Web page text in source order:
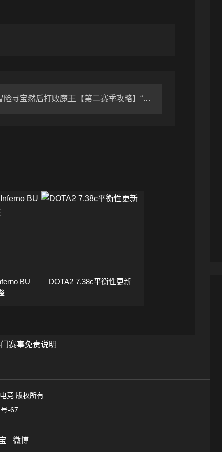
险寻宝然后打败魔王【第二赛季攻略】“三反伤过130”
BU
DOTA2 7.38c平衡性更新
赛事免责说明
竞 版权所有
-67
微博